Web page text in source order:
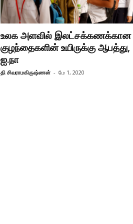
உலக அளவில் இலட்சக்கணக்கான
குழந்தைகளின் உயிருக்கு ஆபத்து,
ஐ.நா
தி சிவராமகிருஷ்ணன் - மே 1, 2020